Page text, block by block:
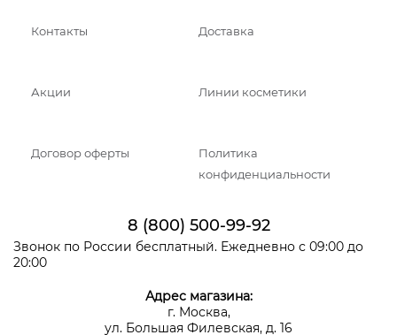
Контакты Доставка
Акции Линии косметики
Договор оферты
Политика
конфиденциальности
8 (800) 500-99-92
Звонок по России бесплатный. Ежедневно с 09:00 до
20:00
Адрес магазина:
г. Москва,
ул. Большая Филевская, д. 16